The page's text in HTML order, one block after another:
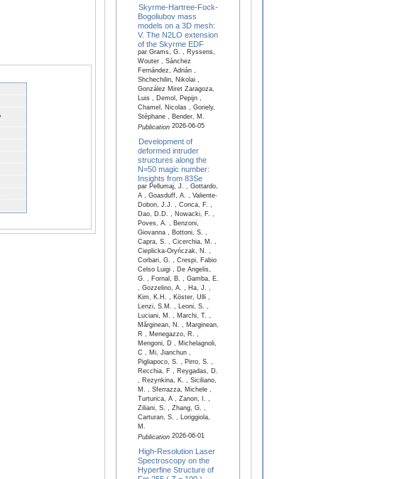
Skyrme-Hartree-Fock-
Bogoliubov mass
models on a 3D mesh:
V. The N2LO extension
of the Skyrme EDF
par Grams, G. , Ryssens,
Wouter , Sánchez
Fernández, Adrián ,
Shchechilin, Nikolai ,
González Miret Zaragoza,
Luis , Demol, Pepijn ,
Chamel, Nicolas , Goriely,
Stéphane , Bender, M.
Publication2026-06-05
Development of
deformed intruder
structures along the
N=50 magic number:
Insights from 83Se
par Pellumaj, J. , Gottardo,
A , Goasduff, A. , Valiente-
Dobon, J.J. , Conca, F. ,
Dao, D.D. , Nowacki, F. ,
Poves, A. , Benzoni,
Giovanna , Bottoni, S. ,
Capra, S. , Cicerchia, M. ,
Cieplicka-Oryńczak, N. ,
Corbari, G. , Crespi, Fabio
Celso Luigi , De Angelis,
G. , Fornal, B. , Gamba, E.
, Gozzelino, A. , Ha, J. ,
Kim, K.H. , Köster, Ulli ,
Lenzi, S.M. , Leoni, S. ,
Luciani, M. , Marchi, T. ,
Mărginean, N. , Marginean,
R , Menegazzo, R. ,
Mengoni, D , Michelagnoli,
C , Mi, Jianchun ,
Pigliapoco, S. , Pirro, S. ,
Recchia, F , Reygadas, D.
, Rezynkina, K. , Siciliano,
M. , Sferrazza, Michele ,
Turturica, A , Zanon, I. ,
Ziliani, S. , Zhang, G. ,
Carturan, S. , Loriggiola,
M.
Publication2026-06-01
High-Resolution Laser
Spectroscopy on the
Hyperfine Structure of